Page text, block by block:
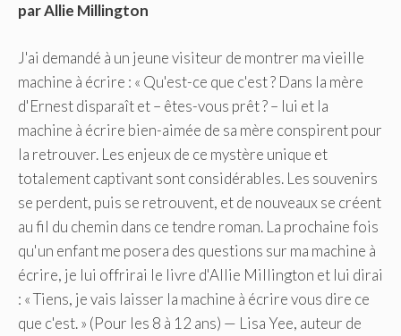
par Allie Millington
J'ai demandé à un jeune visiteur de montrer ma vieille
machine à écrire : « Qu'est-ce que c'est ? Dans la mère
d'Ernest disparaît et – êtes-vous prêt ? – lui et la
machine à écrire bien-aimée de sa mère conspirent pour
la retrouver. Les enjeux de ce mystère unique et
totalement captivant sont considérables. Les souvenirs
se perdent, puis se retrouvent, et de nouveaux se créent
au fil du chemin dans ce tendre roman. La prochaine fois
qu'un enfant me posera des questions sur ma machine à
écrire, je lui offrirai le livre d'Allie Millington et lui dirai
: « Tiens, je vais laisser la machine à écrire vous dire ce
que c'est. » (Pour les 8 à 12 ans) — Lisa Yee, auteur de